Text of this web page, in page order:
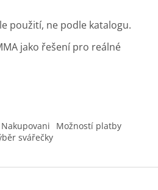
použití, ne podle katalogu.
jako řešení pro reálné
Nakupovani
Možností platby
svářečky